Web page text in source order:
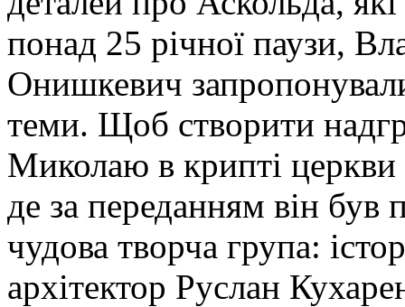
понад 25 річної паузи,
Онишкевич
теми. Щоб створити
Миколаю в крипті
де за переданням він був
чудова творча група:
архітектор Руслан